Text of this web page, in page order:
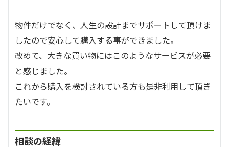
物件だけでなく、人生の設計までサポートして頂けま
したので安心して購入する事ができました。
改めて、大きな買い物にはこのようなサービスが必要
と感じました。
これから購入を検討されている方も是非利用して頂き
たいです。
相談の経緯